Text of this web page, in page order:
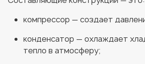
компрессор — создает
конденсатор — охлаждает
тепло в атмосферу;